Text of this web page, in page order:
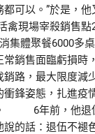
可以。”於是，他
禽現場宰殺銷售
消集體聚餐
常銷售面臨虧損時
銷路，最大限度
衝鋒姿態，扎進疫
6年前，他退
的話：退伍不褪